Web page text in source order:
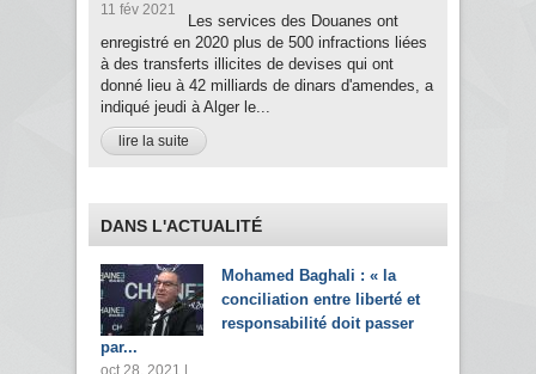
11 fév 2021
Les services des Douanes ont
enregistré en 2020 plus de 500 infractions liées
à des transferts illicites de devises qui ont
donné lieu à 42 milliards de dinars d'amendes, a
indiqué jeudi à Alger le...
lire la suite
DANS L'ACTUALITÉ
Mohamed Baghali : « la
conciliation entre liberté et
responsabilité doit passer
par...